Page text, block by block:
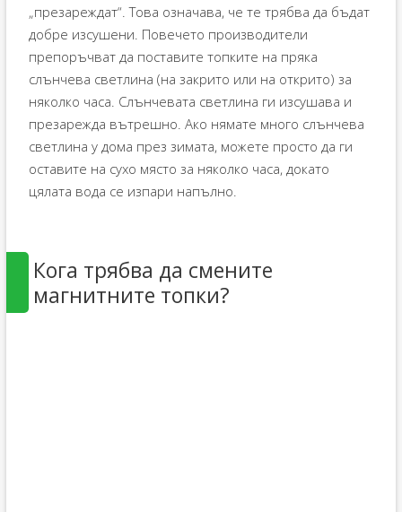
„презареждат“. Това означава, че те трябва да бъдат
добре изсушени. Повечето производители
препоръчват да поставите топките на пряка
слънчева светлина (на закрито или на открито) за
няколко часа. Слънчевата светлина ги изсушава и
презарежда вътрешно. Ако нямате много слънчева
светлина у дома през зимата, можете просто да ги
оставите на сухо място за няколко часа, докато
цялата вода се изпари напълно.
Кога трябва да смените
магнитните топки?